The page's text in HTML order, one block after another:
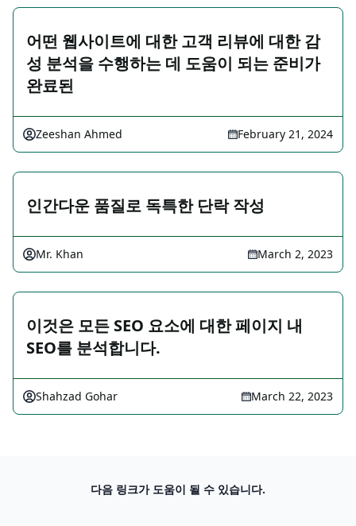
어떤 웹사이트에 대한 고객 리뷰에 대한 감
성 분석을 수행하는 데 도움이 되는 준비가
완료된
Zeeshan Ahmed February 21, 2024
인간다운 품질로 독특한 단락 작성
Mr. Khan March 2, 2023
이것은 모든 SEO 요소에 대한 페이지 내
SEO를 분석합니다.
Shahzad Gohar March 22, 2023
다음 링크가 도움이 될 수 있습니다.